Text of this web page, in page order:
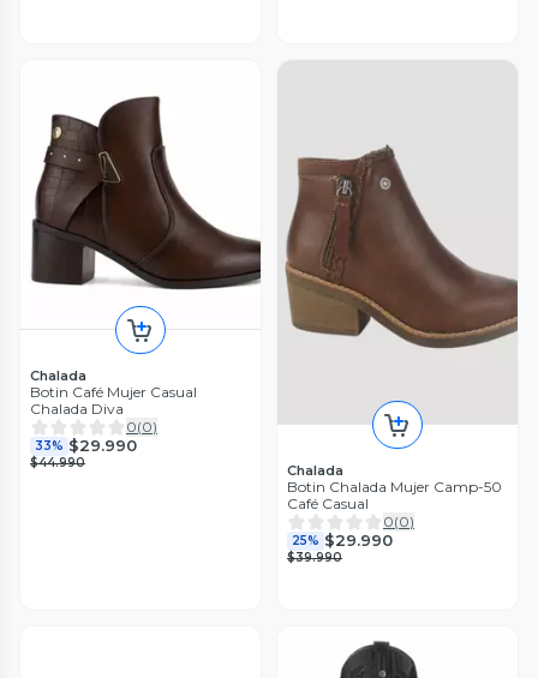
Chalada
Botin Café Mujer Casual
Chalada Diva
0(0)
33% $29.990
$44.990 Chalada
Botin Chalada Mujer Camp-50
Café Casual
0(0)
25% $29.990
$39.990